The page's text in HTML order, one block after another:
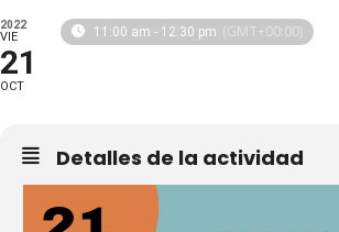
2022
VIE
21
OCT
11:00 am - 12:30 pm (GMT+00:00)
Detalles de la actividad